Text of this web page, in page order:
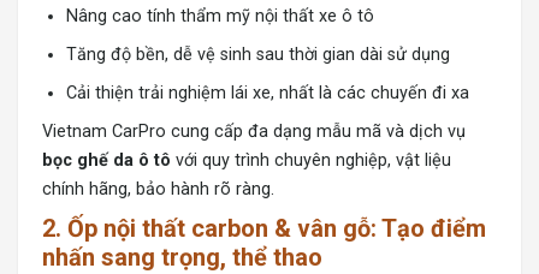
Nâng cao tính thẩm mỹ nội thất xe ô tô
Tăng độ bền, dễ vệ sinh sau thời gian dài sử dụng
Cải thiện trải nghiệm lái xe, nhất là các chuyến đi xa
Vietnam CarPro cung cấp đa dạng mẫu mã và dịch vụ
bọc ghế da ô tô với quy trình chuyên nghiệp, vật liệu
chính hãng, bảo hành rõ ràng.
2. Ốp nội thất carbon & vân gỗ: Tạo điểm
nhấn sang trọng, thể thao